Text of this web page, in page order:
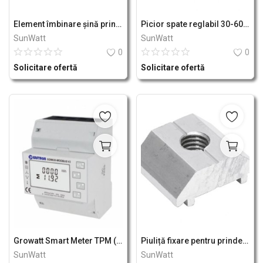
Element îmbinare șină prinderi panou solar fotovoltaic - sistem A Breckner Germany
SunWatt
0
Solicitare ofertă
Picior spate reglabil 30-60 grade prinderi panou solar fotovoltaic - sistem B Breckner Germany
SunWatt
0
Solicitare ofertă
Growatt Smart Meter TPM (100A)
SunWatt
Piuliță fixare pentru prinderi panouri solare fotovoltaice - sistem B Breckner Germany
SunWatt